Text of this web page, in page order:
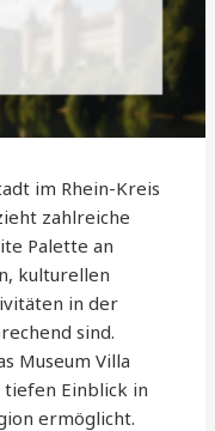
im Rhein-Kreis
zahlreiche
Palette an
kulturellen
in der
sind.
Museum Villa
tiefen Einblick in
ermöglicht.